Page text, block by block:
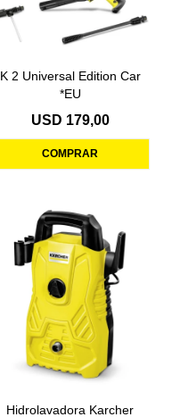
K 2 Universal Edition Car
*EU
USD 179,00
Hidrolavadora Karcher